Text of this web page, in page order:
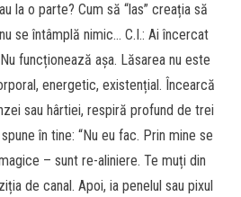
la o parte? Cum să “las” creația să
se întâmplă nimic… C.I.: Ai încercat
funcționează așa. Lăsarea nu este
energetic, existențial. Încearcă
sau hârtiei, respiră profund de trei
în tine: “Nu eu fac. Prin mine se
– sunt re-aliniere. Te muți din
de canal. Apoi, ia penelul sau pixul